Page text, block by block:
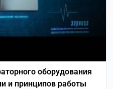
оборудования
и принципов работы